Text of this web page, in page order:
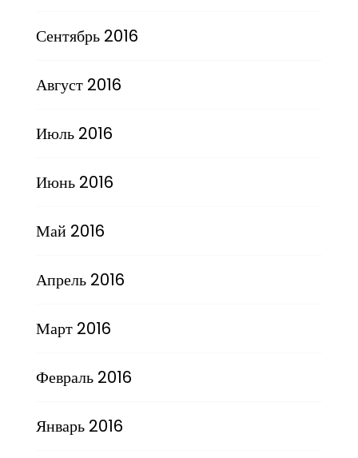
Сентябрь 2016
Август 2016
Июль 2016
Июнь 2016
Май 2016
Апрель 2016
Март 2016
Февраль 2016
Январь 2016